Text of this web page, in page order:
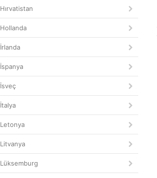
Hırvatistan
Hollanda
İrlanda
İspanya
İsveç
İtalya
Letonya
Litvanya
Lüksemburg